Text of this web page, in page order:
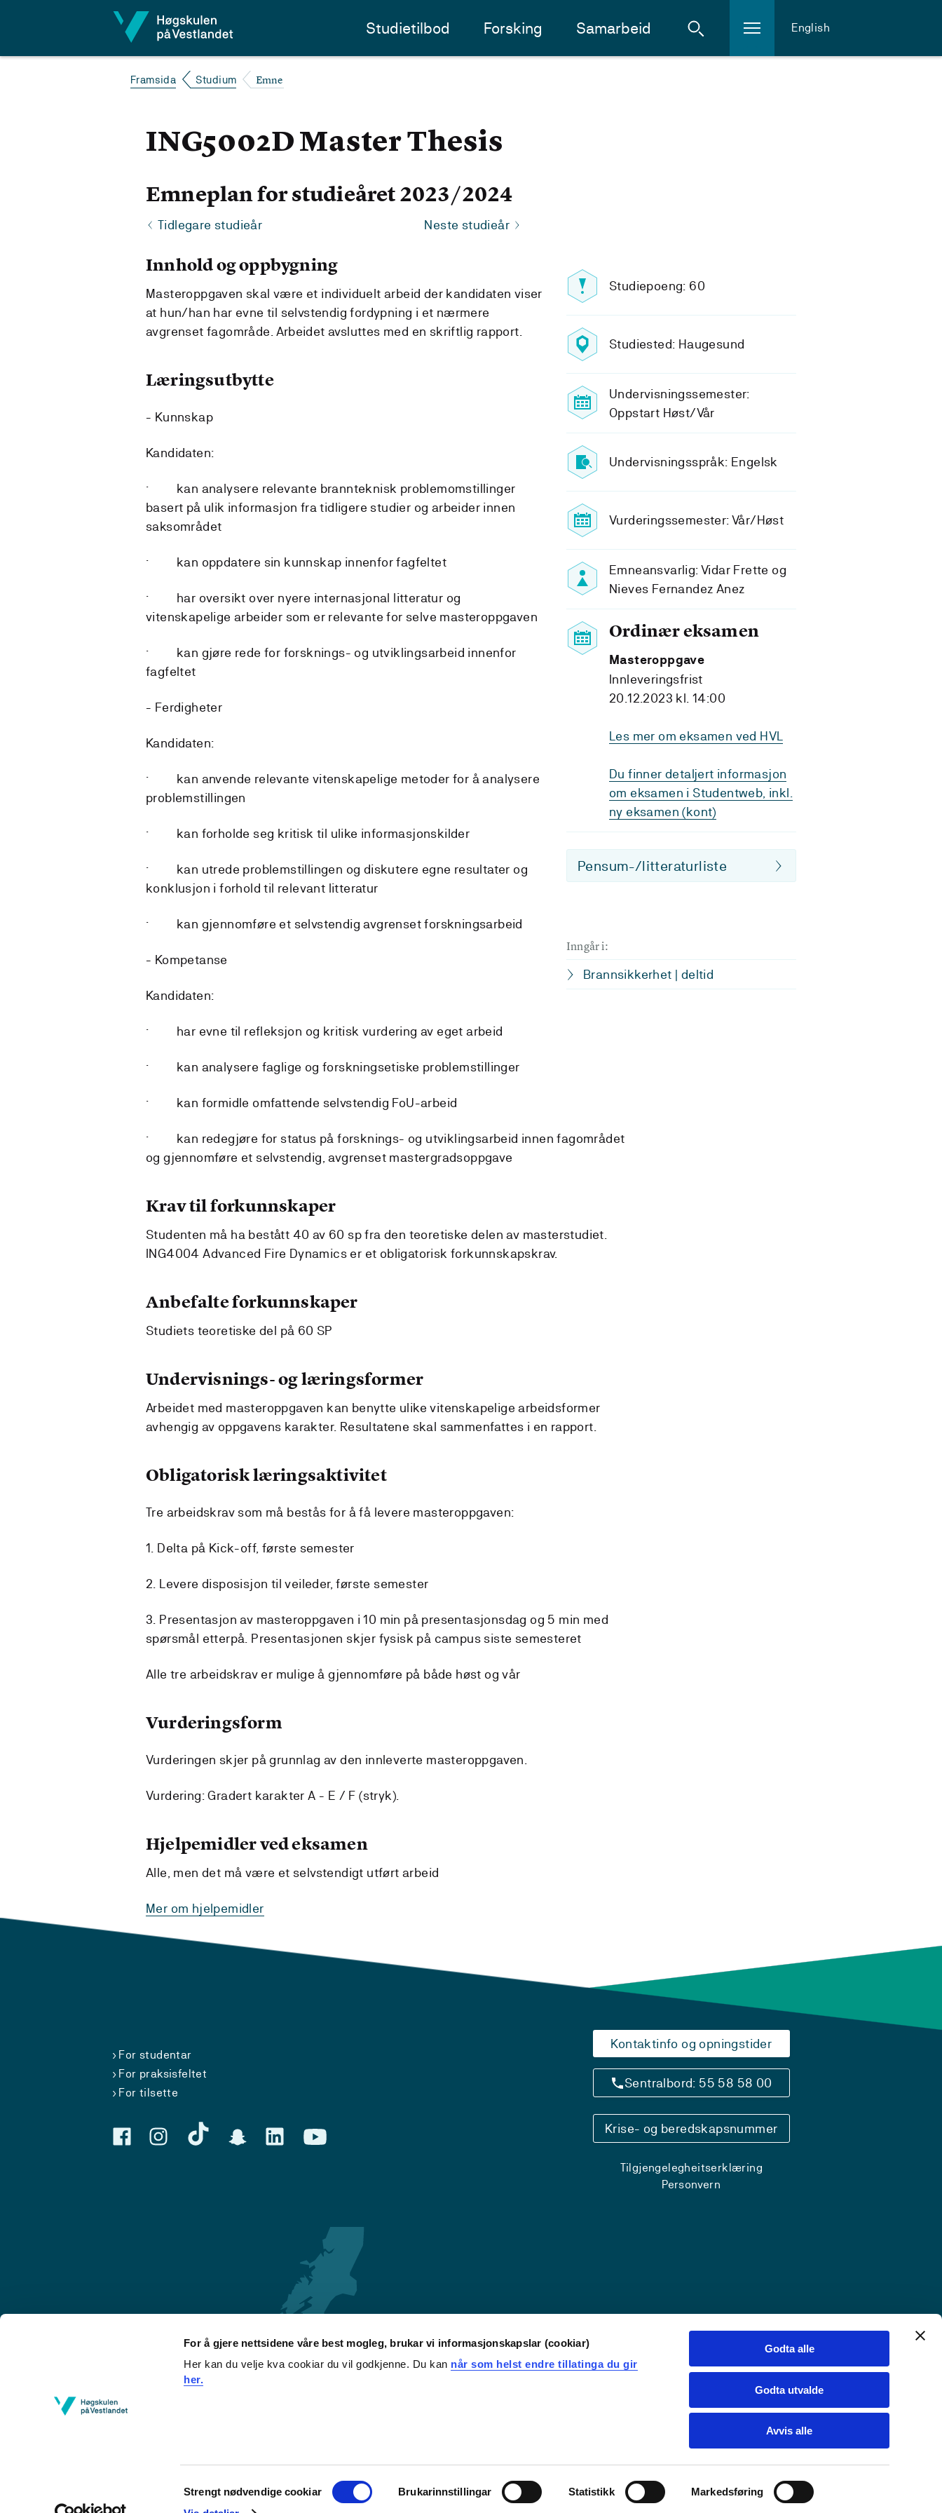
For å gjere nettsidene våre best mogleg, brukar vi informasjonskapslar (cookiar)
Her kan du velje kva cookiar du vil godkjenne. Du kan når som helst endre tillatinga du gir
her.
Selection
Strengt nødvendige cookiar Brukarinnstillingar Statistikk
Markedsføring
Godta alle
Godta utvalde
Avvis alle
Studietilbod Forsking Samarbeid English
Framsida Studium Emne
ING5002D Master Thesis
Emneplan for studieåret 2023/2024
Tidlegare studieår Neste studieår
Studiepoeng: 60
Studiested: Haugesund
Undervisningssemester:
Oppstart Høst/Vår
Undervisningsspråk: Engelsk
Vurderingssemester: Vår/Høst
Emneansvarlig: Vidar Frette og
Nieves Fernandez Anez
Ordinær eksamen
Masteroppgave
Innleveringsfrist
20.12.2023 kl. 14:00
Les mer om eksamen ved HVL
Du finner detaljert informasjon
om eksamen i Studentweb, inkl.
ny eksamen (kont)
Pensum-/litteraturliste
Inngår i:
Brannsikkerhet | deltid
Innhold og oppbygning
Masteroppgaven skal være et individuelt arbeid der kandidaten viser
at hun/han har evne til selvstendig fordypning i et nærmere
avgrenset fagområde. Arbeidet avsluttes med en skriftlig rapport.
Læringsutbytte
- Kunnskap
Kandidaten:
· kan analysere relevante brannteknisk problemomstillinger
basert på ulik informasjon fra tidligere studier og arbeider innen
saksområdet
· kan oppdatere sin kunnskap innenfor fagfeltet
· har oversikt over nyere internasjonal litteratur og
vitenskapelige arbeider som er relevante for selve masteroppgaven
· kan gjøre rede for forsknings- og utviklingsarbeid innenfor
fagfeltet
- Ferdigheter
Kandidaten:
· kan anvende relevante vitenskapelige metoder for å analysere
problemstillingen
· kan forholde seg kritisk til ulike informasjonskilder
· kan utrede problemstillingen og diskutere egne resultater og
konklusjon i forhold til relevant litteratur
· kan gjennomføre et selvstendig avgrenset forskningsarbeid
- Kompetanse
Kandidaten:
· har evne til refleksjon og kritisk vurdering av eget arbeid
· kan analysere faglige og forskningsetiske problemstillinger
· kan formidle omfattende selvstendig FoU-arbeid
· kan redegjøre for status på forsknings- og utviklingsarbeid innen fagområdet
og gjennomføre et selvstendig, avgrenset mastergradsoppgave
Krav til forkunnskaper
Studenten må ha bestått 40 av 60 sp fra den teoretiske delen av masterstudiet.
ING4004 Advanced Fire Dynamics er et obligatorisk forkunnskapskrav.
Anbefalte forkunnskaper
Studiets teoretiske del på 60 SP
Undervisnings- og læringsformer
Arbeidet med masteroppgaven kan benytte ulike vitenskapelige arbeidsformer
avhengig av oppgavens karakter. Resultatene skal sammenfattes i en rapport.
Obligatorisk læringsaktivitet
Tre arbeidskrav som må bestås for å få levere masteroppgaven:
1. Delta på Kick-off, første semester
2. Levere disposisjon til veileder, første semester
3. Presentasjon av masteroppgaven i 10 min på presentasjonsdag og 5 min med
spørsmål etterpå. Presentasjonen skjer fysisk på campus siste semesteret
Alle tre arbeidskrav er mulige å gjennomføre på både høst og vår
Vurderingsform
Vurderingen skjer på grunnlag av den innleverte masteroppgaven.
Vurdering: Gradert karakter A - E / F (stryk).
Hjelpemidler ved eksamen
Alle, men det må være et selvstendigt utført arbeid
Mer om hjelpemidler
For studentar
For praksisfeltet
For tilsette
Kontaktinfo og opningstider
Sentralbord: 55 58 58 00
Krise- og beredskapsnummer
Tilgjengelegheitserklæring
Personvern